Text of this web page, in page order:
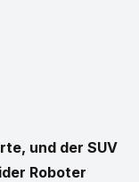
und der SUV
Roboter